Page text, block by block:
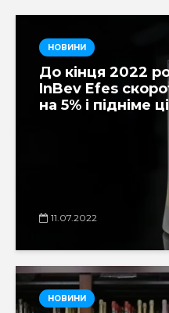
НОВИНИ
До кінця 2022
InBev Efes
на 5% і підніме
11.07.2022
НОВИНИ